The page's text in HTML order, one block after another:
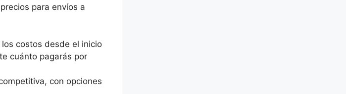
para envíos a
costos desde el inicio
cuánto pagarás por
con opciones